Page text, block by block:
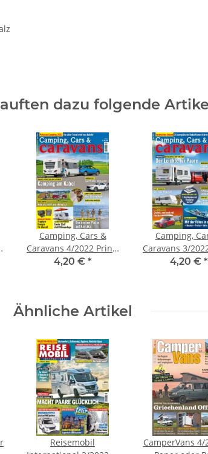
dazu folgende
Camping, Cars &
Caravans 4/2022 Print-
Ausgabe
4,20 € *
Camping,
Caravans 3/
Ausgabe
4,20 € *
Ähnliche Artikel
Reisemobil
CamperVans 4/